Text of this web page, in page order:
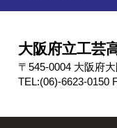
大阪府立工芸
〒545-0004 大阪府
TEL:(06)-6623-0150